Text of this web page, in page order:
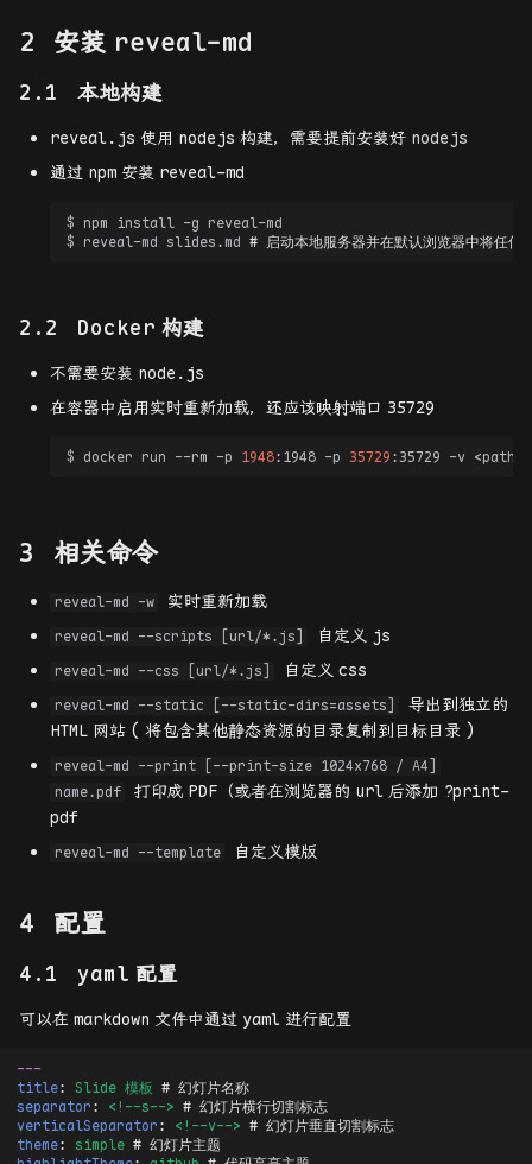
用法
换页
指定代码高亮顺序
部署
Reference
安装 reveal-md
本地构建
reveal.js 使用 nodejs 构建，需要提前安装好 nodejs
通过 npm 安装 reveal-md
$ npm install -g
$ reveal-md slides.md # 启动本地服务器并在默认浏览器中将任
Docker 构建
不需要安装 node.js
在容器中启用实时重新加载，还应该映射端口 35729
$ docker run --rm -p 1948:1948 -p 35729:35729 -v
相关命令
reveal-md -w 实时重新加载
reveal-md --scripts [url/*.js] 自定义 js
reveal-md --css [url/*.js] 自定义 css
reveal-md --static [--static-dirs=assets]
导出到独立的
HTML 网站 ( 将包含其他静态资源的目录复制到目标目录 )
reveal-md --print [--print-size 1024x768 / A4]
name.pdf
打印成 PDF （或者在浏览器的 url 后添加 ?print-
pdf
reveal-md --template 自定义模版
配置
yaml 配置
可以在 markdown 文件中通过 yaml 进行配置
---
title: Slide 模板 # 幻灯片名称
separator: <!--s--> # 幻灯片横行切割标志
verticalSeparator: <!--v--> # 幻灯片垂直切割标志
theme: simple # 幻灯片主题